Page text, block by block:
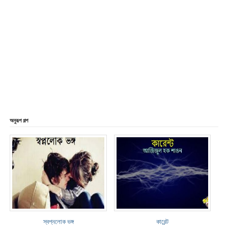
অনুরূপ গল্প
স্বপ্নলোক ভঙ্গ কারেন্ট